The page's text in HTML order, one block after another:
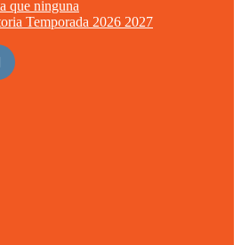
que ninguna
Temporada 2026 2027